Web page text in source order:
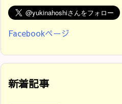
Facebookページ
新着記事